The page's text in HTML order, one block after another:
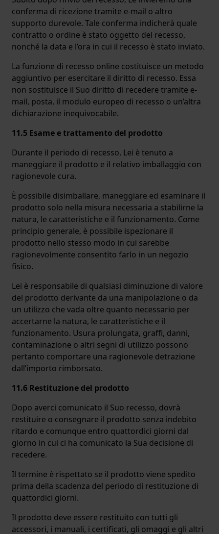
conferma di ricezione tramite e-mail o altro
supporto durevole. Tale conferma indicherà quale
contratto o ordine è stato oggetto del recesso,
nonché la data e l’ora in cui il recesso è stato inviato.
La funzione di recesso online costituisce un metodo
aggiuntivo per esercitare il diritto di recesso. Essa
non sostituisce il Suo diritto di recedere tramite e-
mail, posta, il modulo europeo di recesso o un’altra
dichiarazione inequivocabile.
11.5 Esame e trattamento del prodotto
Durante il periodo di recesso, Lei è tenuto a
maneggiare il prodotto e il relativo imballaggio con
ragionevole cura.
È possibile disimballare, maneggiare ed esaminare il
prodotto solo nella misura necessaria a stabilirne la
natura, le caratteristiche e il funzionamento. Come
principio generale, è possibile ispezionare il
prodotto nello stesso modo in cui sarebbe
ragionevolmente consentito farlo in un negozio
fisico.
Lei è responsabile di qualsiasi diminuzione di valore
del prodotto derivante da una manipolazione o da
un utilizzo che vada oltre quanto necessario per
accertarne la natura, le caratteristiche e il
funzionamento. Usura prolungata, graffi, danni,
contaminazione o altri segni di utilizzo possono
pertanto comportare una ragionevole detrazione
dall’importo rimborsato.
11.6 Restituzione del prodotto
Dopo averci comunicato il Suo recesso, dovrà
restituire o consegnare il prodotto senza indebito
ritardo e comunque entro quattordici giorni dal
giorno in cui ci ha comunicato la Sua decisione di
recedere.
Il termine è rispettato se il prodotto viene spedito
prima della scadenza del periodo di restituzione di
quattordici giorni.
Il prodotto deve essere restituito con tutti gli
accessori, i manuali, i certificati, gli omaggi e gli altri